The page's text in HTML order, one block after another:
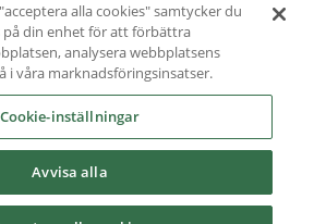
© 2026 harlequin.se
alla cookies" samtycker du
på din enhet för att förbättra
analysera webbplatsens
i våra marknadsföringsinsatser.
Cookie-inställningar
Avvisa alla